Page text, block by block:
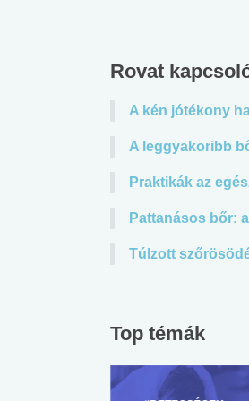
Rovat
A kén jótékony
A leggyakoribb
Praktikák az
Pattanásos bőr:
Túlzott
Top témák